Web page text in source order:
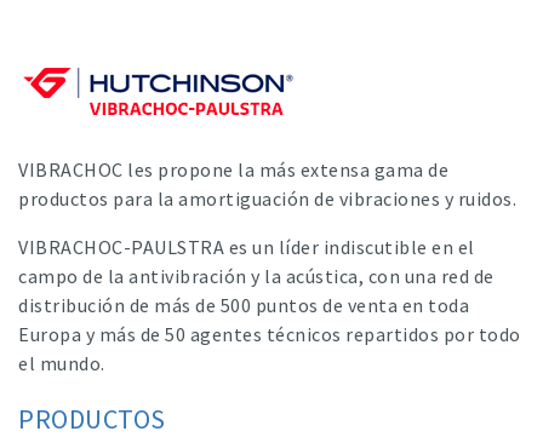
VIBRACHOC les propone la más extensa gama de
productos para la amortiguación de vibraciones y ruidos.
VIBRACHOC-PAULSTRA es un líder indiscutible en el
campo de la antivibración y la acústica, con una red de
distribución de más de 500 puntos de venta en toda
Europa y más de 50 agentes técnicos repartidos por todo
el mundo.
PRODUCTOS